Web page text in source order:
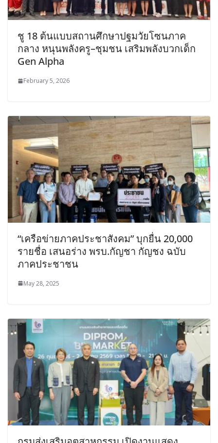
ชู 18 ต้นแบบสถานศึกษาปฐมวัยโซนภาค
กลาง หนุนพลังครู–ชุมชน เสริมพลังบวกเด็ก
Gen Alpha
February 5, 2026
“เครือข่ายภาคประชาสังคม” บุกยื่น 20,000
รายชื่อ เสนอร่าง พรบ.กัญชา กัญชง ฉบับ
ภาคประชาชน
May 28, 2025